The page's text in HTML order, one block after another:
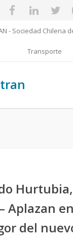
- Sociedad Chilena
Transporte
Aplazan
del